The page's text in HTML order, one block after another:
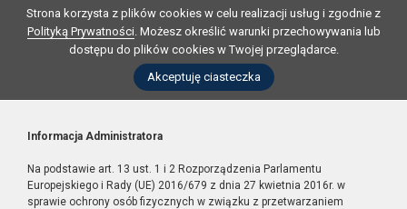
Strona korzysta z plików cookies w celu realizacji usług i zgodnie z
Polityką Prywatności. Możesz określić warunki przechowywania lub
dostępu do plików cookies w Twojej przeglądarce.
Akceptuję ciasteczka
Informacja Administratora
Na podstawie art. 13 ust. 1 i 2 Rozporządzenia Parlamentu
Europejskiego i Rady (UE) 2016/679 z dnia 27 kwietnia 2016r. w
sprawie ochrony osób fizycznych w związku z przetwarzaniem